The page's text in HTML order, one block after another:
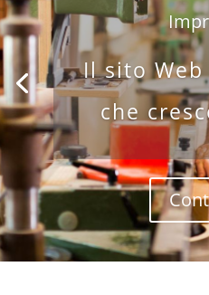
Il sito
che